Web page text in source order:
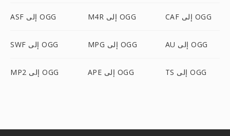
ASF إلى OGG M4R إلى OGG CAF إلى OGG
SWF إلى OGG MPG إلى OGG AU إلى OGG
MP2 إلى OGG APE إلى OGG TS إلى OGG